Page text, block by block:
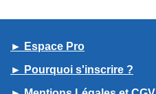
► Espace Pro
► Pourquoi s'inscrire ?